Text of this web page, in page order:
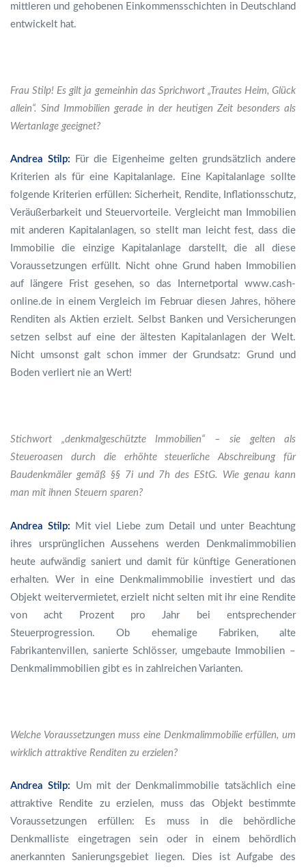
mittleren und gehobenen Einkommensschichten in Deutschland
entwickelt hat.
FrauStilp! Es gilt ja gemeinhin das Sprichwort „Trautes Heim, Glück
allein“. Sind Immobilien gerade in der heutigen Zeit besonders als
Wertanlage geeignet?
Andrea Stilp: Für die Eigenheime gelten grundsätzlich andere
Kriterien als für eine Kapitalanlage. Eine Kapitalanlage sollte
folgende Kriterien erfüllen: Sicherheit, Rendite, Inflationsschutz,
Veräußerbarkeit und Steuervorteile. Vergleicht man Immobilien
mit anderen Kapitalanlagen, so stellt man leicht fest, dass die
Immobilie die einzige Kapitalanlage darstellt, die all diese
Voraussetzungen erfüllt. Nicht ohne Grund haben Immobilien
auf längere Frist gesehen, so das Internetportal www.cash-
online.de in einem Vergleich im Februar diesen Jahres, höhere
Renditen als Aktien erzielt. Selbst Banken und Versicherungen
setzen selbst auf eine der ältesten Kapitalanlagen der Welt.
Nicht umsonst galt schon immer der Grundsatz: Grund und
Boden verliert nie an Wert!
Stichwort „denkmalgeschützte Immobilien“ – sie gelten als
Steueroasen durch die erhöhte steuerliche Abschreibung für
Baudenkmäler gemäß §§ 7i und 7h des EStG. Wie genau kann
man mit ihnen Steuern sparen?
Andrea Stilp:
Mit viel Liebe zum Detail und unter Beachtung
ihres ursprünglichen Aussehens werden Denkmalimmobilien
heute aufwändig saniert und damit für künftige Generationen
erhalten. Wer in eine Denkmalimmobilie investiert und das
Objekt weitervermietet, erzielt nicht selten mit ihr eine Rendite
von acht Prozent pro Jahr bei entsprechender
Steuerprogression. Ob ehemalige Fabriken, alte
Fabrikantenvillen, sanierte Schlösser, umgebaute Immobilien –
Denkmalimmobilien gibt es in zahlreichen Varianten.
Welche Voraussetzungen muss eine Denkmalimmobilie erfüllen, um
wirklich attraktive Renditen zu erzielen?
Andrea Stilp: Um mit der Denkmalimmobilie tatsächlich eine
attraktive Rendite zu erzielen, muss das Objekt bestimmte
Voraussetzungen erfüllen: Es muss in die behördliche
Denkmalliste eingetragen sein oder in einem behördlich
anerkannten Sanierungsgebiet liegen. Dies ist Aufgabe des